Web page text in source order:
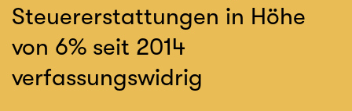
Steuererstattungen in Höhe
von 6% seit 2014
verfassungswidrig